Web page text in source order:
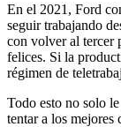
En el 2021, Ford
seguir trabajando
con volver al tercer
felices. Si la
régimen de
Todo esto no solo
tentar a los mejores